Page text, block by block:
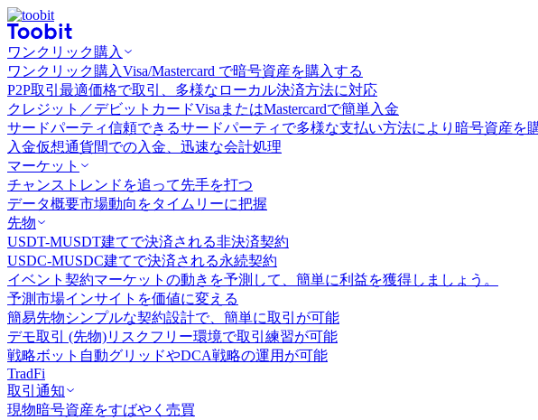
ワンクリック購入
ワンクリック購入Visa/Mastercard で暗号資産を購入する
P2P取引 最適価格で取引、多様なローカル決済方法に対応
クレジット／デビットカードVisaまたはMastercardで簡単入金
サードパーティ信頼できるサードパーティで多様な支払い方法により暗号資産を
入金仮想通貨間での入金、迅速な会計処理
マーケット
チャンス トレンドを追って先手を打つ
データ概要市場動向をタイムリーに把握
先物
USDT-MUSDT建てで決済される非決済契約
USDC-MUSDC建てで決済される永続契約
イベント契約マーケットの動きを予測して、簡単に利益を獲得しましょう。
予測市場インサイトを価値に変える
簡易先物シンプルな契約設計で、簡単に取引が可能
デモ取引 (先物)リスクフリー環境で取引練習が可能
戦略ボット 自動グリッドやDCA戦略の運用が可能
TradFi
取引通知
現物暗号資産をすばやく売買